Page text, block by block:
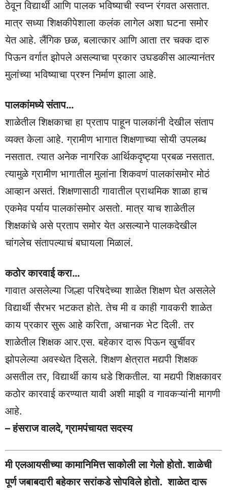
ठेवून विद्यार्थी आणि पालक भविष्याची स्वप्न रंगवत असतात.
मात्र सध्या शिक्षकीपेशाला कलंक लागेल अशा घटना समोर
येत आहे. लैंगिक छळ, बलात्कार आणि आता तर चक्क दारु
पिऊन वर्गात झोपले असल्याचा प्रकार उघडकीस आल्यानंतर
मुलांच्या भविष्याचा प्रश्न निर्माण झाला आहे.
पालकांमध्ये संताप…
शाळेतील शिक्षकाचा हा प्रताप पाहून पालकांनी देखील संताप
व्यक्त केला आहे. ग्रामीण भागात शिक्षणाच्या सोयी उपलब्ध
नसतात. त्यात अनेक नागरिक आर्थिकदृष्ट्या प्रबळ नसतात.
त्यामुळे ग्रामीण भागातील मुलांना शिकवणं पालकांसमोर मोठं
आव्हान असतं. शिक्षणासाठी गावातील प्राथमिक शाळा हाच
एकमेव पर्याय पालकांसमोर असतो. मात्र याच शाळेतील
शिक्षकांचे असे प्रताप समोर येत असल्याने पालकदेखील
चांगलेच संतापल्याचं बघायला मिळालं.
कठोर कारवाई करा…
गावात असलेल्या जिल्हा परिषदेच्या शाळेत शिक्षण घेत असलेले
विद्यार्थी सैरभर भटकत होते. तेच मी व काही गावकरी शाळेत
काय प्रकार सुरू आहे करिता, अचानक भेट दिली. तर
शाळेतील शिक्षक आर.एस. बहेकार दारू पिऊन खुर्चीवर
झोपलेल्या अवस्थेत दिसले. शिक्षण क्षेत्रात मद्यपी शिक्षक
असतील तर, विद्यार्थी काय धडे शिकतील. या मद्यपी शिक्षकावर
कठोर कारवाई करण्यात यावी अशी माझी व गावकऱ्यांनी मागणी
आहे.
– हंसराज वालदे, ग्रामपंचायतसदस्य
मी एलआयसीच्या कामानिमित्त साकोली ला गेलो होतो. शाळेची
पूर्ण जबाबदारी बहेकार सरांकडे सोपविले होतो. शाळेत दारू